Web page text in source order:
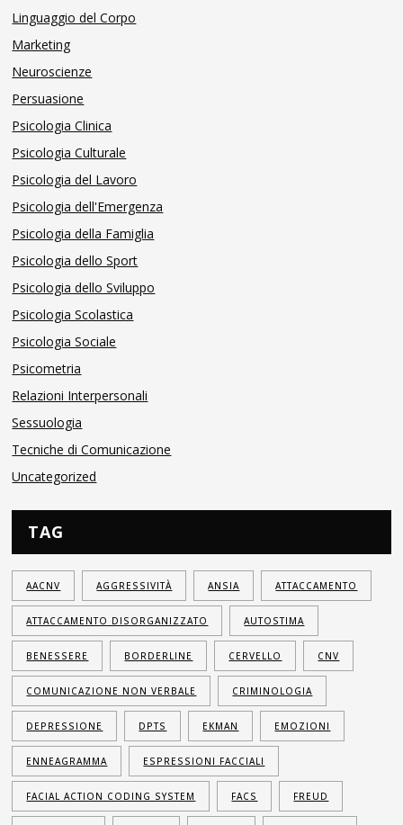
Linguaggio del Corpo
Marketing
Neuroscienze
Persuasione
Psicologia Clinica
Psicologia Culturale
Psicologia del Lavoro
Psicologia dell'Emergenza
Psicologia della Famiglia
Psicologia dello Sport
Psicologia dello Sviluppo
Psicologia Scolastica
Psicologia Sociale
Psicometria
Relazioni Interpersonali
Sessuologia
Tecniche di Comunicazione
Uncategorized
TAG
AACNV AGGRESSIVITÀ ANSIA ATTACCAMENTO
ATTACCAMENTO DISORGANIZZATO AUTOSTIMA
BENESSERE BORDERLINE CERVELLO CNV
COMUNICAZIONE NON VERBALE CRIMINOLOGIA
DEPRESSIONE DPTS EKMAN EMOZIONI
ENNEAGRAMMA ESPRESSIONI FACCIALI
FACIAL ACTION CODING SYSTEM FACS FREUD